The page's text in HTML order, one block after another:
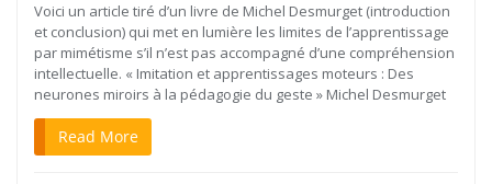
Voici un article tiré d’un livre de Michel Desmurget (introduction
et conclusion) qui met en lumière les limites de l’apprentissage
par mimétisme s’il n’est pas accompagné d’une compréhension
intellectuelle. « Imitation et apprentissages moteurs : Des
neurones miroirs à la pédagogie du geste » Michel Desmurget
Read More